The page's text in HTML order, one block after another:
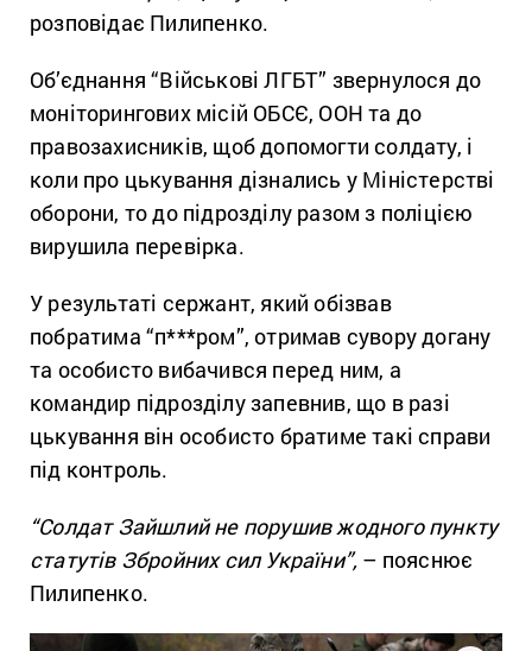
розповідає Пилипенко.
Об’єднання “Військові ЛГБТ” звернулося до
моніторингових місій ОБСЄ, ООН та до
правозахисників, щоб допомогти солдату, і
коли про цькування дізнались у Міністерстві
оборони, то до підрозділу разом з поліцією
вирушила перевірка.
У результаті сержант, який обізвав
побратима “п***ром”, отримав сувору догану
та особисто вибачився перед ним, а
командир підрозділу запевнив, що в разі
цькування він особисто братиме такі справи
під контроль.
“Солдат Зайшлий не порушив жодного пункту
статутів Збройних cил України”, – пояснює
Пилипенко.